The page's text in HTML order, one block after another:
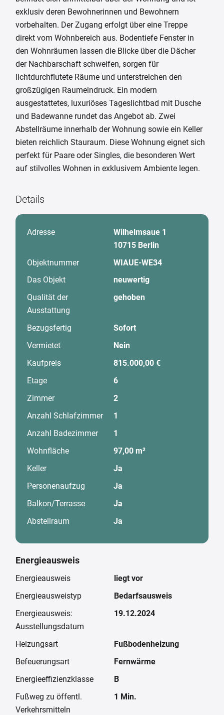
exklusiv deren Bewohnerinnen und Bewohnern
vorbehalten. Der Zugang erfolgt über eine Treppe
direkt vom Wohnbereich aus. Bodentiefe Fenster in
den Wohnräumen lassen die Blicke über die Dächer
der Nachbarschaft schweifen, sorgen für
lichtdurchflutete Räume und unterstreichen den
großzügigen Raumeindruck. Ein modern
ausgestattetes, luxuriöses Tageslichtbad mit Dusche
und Badewanne rundet das Angebot ab. Zwei
Abstellräume innerhalb der Wohnung sowie ein Keller
bieten reichlich Stauraum. Diese Wohnung eignet sich
perfekt für Paare oder Singles, die besonderen Wert
auf stilvolles Wohnen in exklusivem Ambiente legen.
Details
Adresse
Wilhelmsaue 1
10715 Berlin
Objektnummer
WIAUE-WE34
Das Objekt
neuwertig
Qualität der
Ausstattung
gehoben
Bezugsfertig
Sofort
Vermietet
Nein
Kaufpreis
815.000,00 €
Etage
6
Zimmer
2
Anzahl Schlafzimmer
1
Anzahl Badezimmer
1
Wohnfläche
97,00 m²
Keller
Ja
Personenaufzug
Ja
Balkon/Terrasse
Ja
Abstellraum
Ja
Energieausweis
Energieausweis
liegt vor
Energieausweistyp
Bedarfsausweis
Energieausweis:
Ausstellungsdatum
19.12.2024
Heizungsart
Fußbodenheizung
Befeuerungsart
Fernwärme
Energieeffizienzklasse
B
Fußweg zu öffentl.
Verkehrsmitteln
1 Min.